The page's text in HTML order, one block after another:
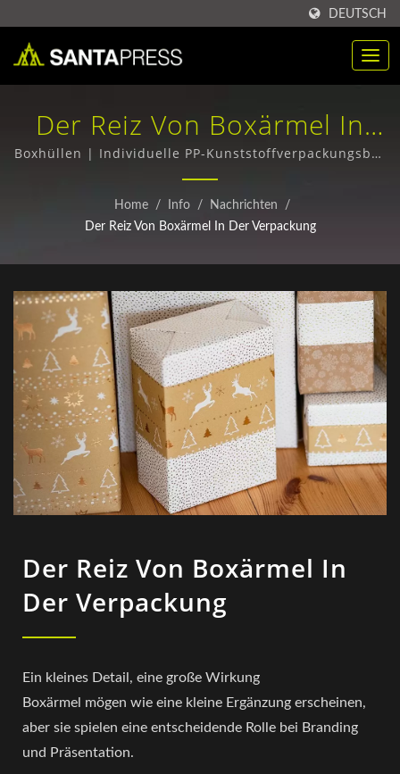
DEUTSCH
Der Reiz Von Boxärmel In
Der Verpackung | Individuell
Angefertigte PP-
Kunststoffverpackungsbox
Für B2B | Santa Press Co.,
Ltd.
Boxhüllen | Individuelle PP-Kunststoffverpackungsbox
- Ideal für B2B-Bedürfnisse
Home / Info / Nachrichten
/
Der Reiz Von Boxärmel In Der Verpackung
Der Reiz Von Boxärmel In
Der Verpackung
Ein kleines Detail, eine große Wirkung
Boxärmel mögen wie eine kleine Ergänzung erscheinen,
aber sie spielen eine entscheidende Rolle bei Branding
und Präsentation.